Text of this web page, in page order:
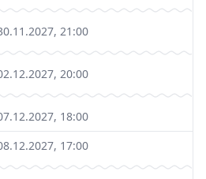
21:00
20:00
18:00
17:00